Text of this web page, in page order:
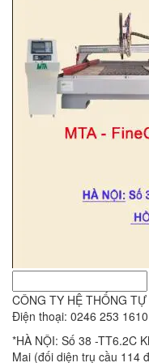
CÔNG TY HỆ THỐNG
Điện thoại: 0246 253
*HÀ NỘI: Số 38 -TT6.2C
Mai (đối diện trụ cầu 114